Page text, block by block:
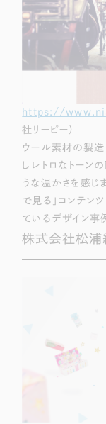
https://
社リーピー）
ウール素材の製造
しレトロなトー
うな温かさを感じ
で見る」コンテン
ているデザイン事
株式会社松浦